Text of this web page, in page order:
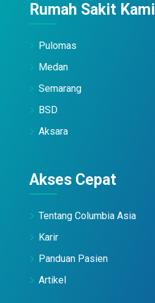
Rumah Sakit Kami
Pulomas
Medan
Semarang
BSD
Aksara
Akses Cepat
Tentang Columbia Asia
Karir
Panduan Pasien
Artikel